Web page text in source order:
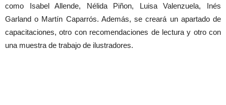
como Isabel Allende, Nélida Piñon, Luisa Valenzuela, Inés
Garland o Martín Caparrós. Además, se creará un apartado de
capacitaciones, otro con recomendaciones de lectura y otro con
una muestra de trabajo de ilustradores.